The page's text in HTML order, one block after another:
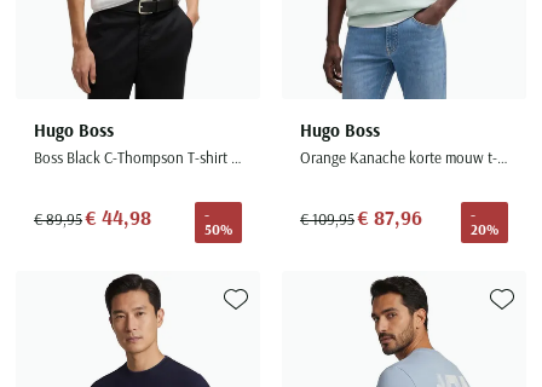
Hugo Boss
Boss Black C-Thompson T-shirt wit print normale fit
€ 89,95€ 44,98
-
50%
Hugo Boss
Orange Kanache korte mouw t-shirt groen effen
€ 109,95€ 87,96
-
20%
Toevoegen aan favorieten